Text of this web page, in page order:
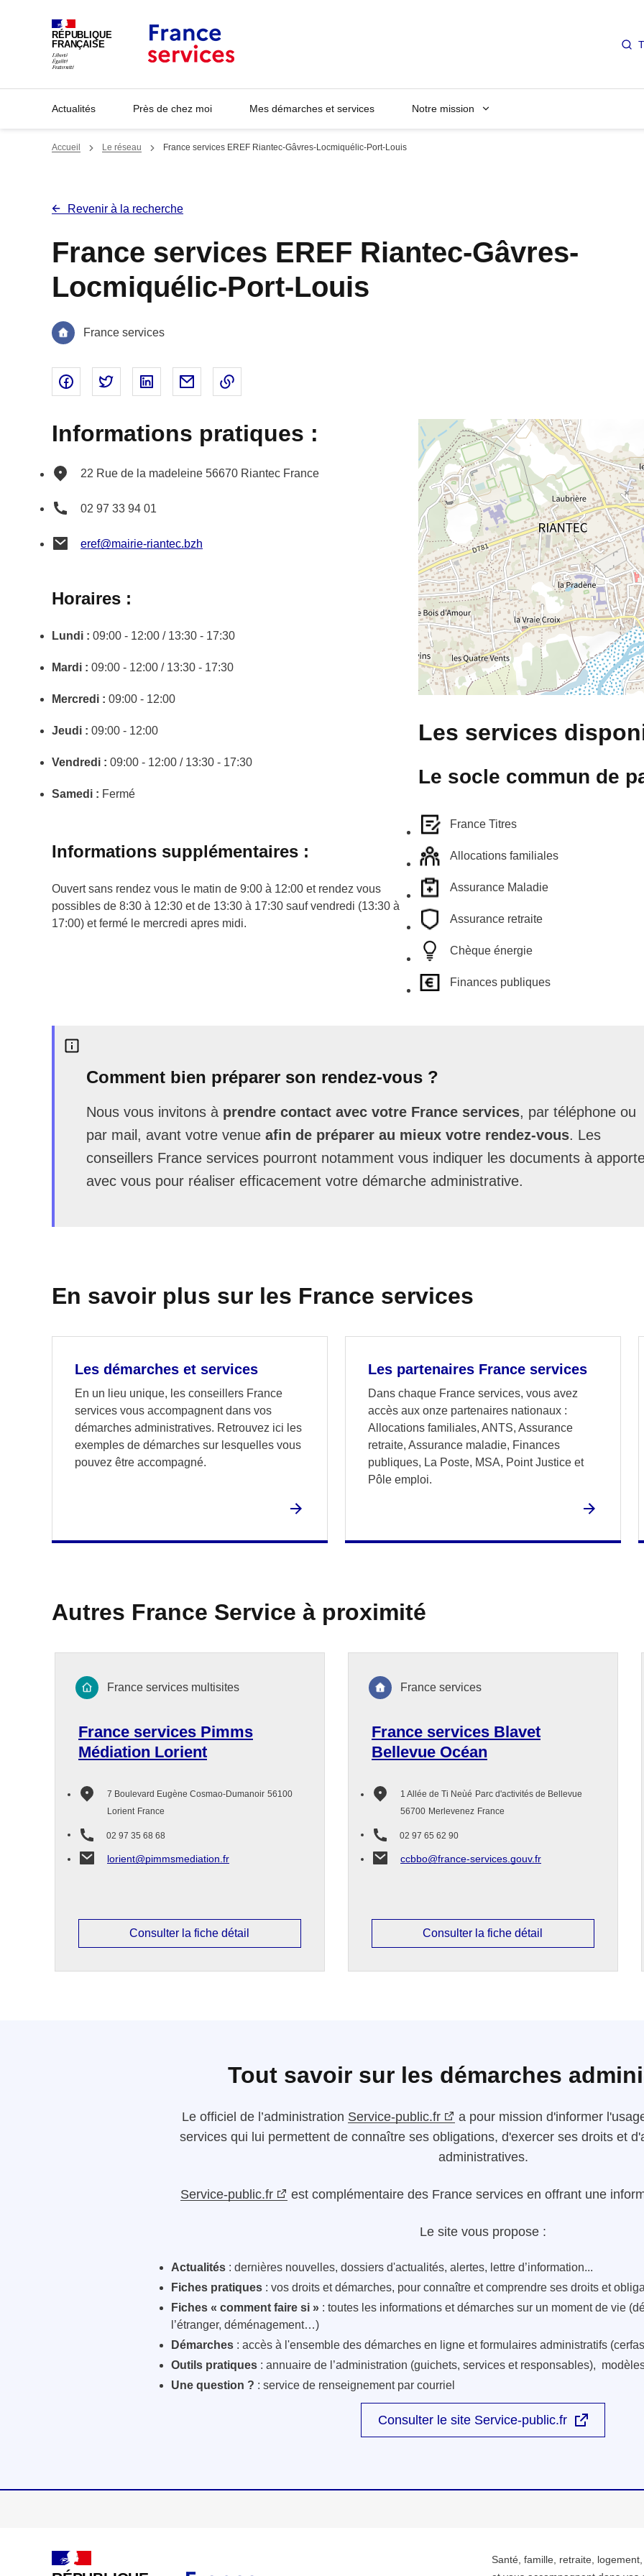
RÉPUBLIQUE
FRANÇAISE
Actualités Près de chez moi Mes démarches et services Notre mission
Accueil Le réseau France services EREF Riantec-Gâvres-Locmiquélic-Port-Louis
Revenir à la recherche
France services EREF Riantec-Gâvres-
Locmiquélic-Port-Louis
France services
Partager sur Facebook - nouvelle fenêtre
Partager sur Twitter - nouvelle fenêtre
Partager sur Linked In - nouvelle fenêtre
Partager par email - nouvelle fenêtre
Informations pratiques :
22 Rue de la madeleine 56670 Riantec France
02 97 33 94 01
eref@mairie-riantec.bzh
Horaires :
Lundi : 09:00 - 12:00 / 13:30 - 17:30
Mardi : 09:00 - 12:00 / 13:30 - 17:30
Mercredi : 09:00 - 12:00
Jeudi : 09:00 - 12:00
Vendredi : 09:00 - 12:00 / 13:30 - 17:30
Samedi : Fermé
Informations supplémentaires :
Ouvert sans rendez vous le matin de 9:00 à 12:00 et rendez vous
possibles de 8:30 à 12:30 et de 13:30 à 17:30 sauf vendredi (13:30 à
17:00) et fermé le mercredi apres midi.
Les services
Le socle commun de
France Titres
Allocations familiales
Assurance Maladie
Assurance retraite
Chèque énergie
Finances publiques
Comment bien préparer son rendez-vous ?
Nous vous invitons à prendre contact avec votre France services, par téléphone ou
par mail, avant votre venue afin de préparer au mieux votre rendez-vous. Les
conseillers France services pourront notamment vous indiquer les documents à
avec vous pour réaliser efficacement votre démarche administrative.
En savoir plus sur les France services
Les démarches et services
En un lieu unique, les conseillers France
services vous accompagnent dans vos
démarches administratives. Retrouvez ici les
exemples de démarches sur lesquelles vous
pouvez être accompagné.
Les partenaires France services
Dans chaque France services, vous avez
accès aux onze partenaires nationaux :
Allocations familiales, ANTS, Assurance
retraite, Assurance maladie, Finances
publiques, La Poste, MSA, Point Justice et
Pôle emploi.
Autres France Service à proximité
France services Pimms
Médiation Lorient
7 Boulevard Eugène Cosmao-Dumanoir 56100
Lorient France
02 97 35 68 68
lorient@pimmsmediation.fr
France services multisites
Consulter la fiche détail
France services Blavet
Bellevue Océan
1 Allée de Ti Neùé Parc d'activités de Bellevue
56700 Merlevenez France
02 97 65 62 90
ccbbo@france-services.gouv.fr
France services
Consulter la fiche détail
Tout savoir sur les démarches
Le officiel de l’administration Service-public.fr
a pour mission d'informer
services qui lui permettent de connaître ses obligations, d'exercer ses droits et
administratives.
Service-public.fr est complémentaire des France services en offrant une
Le site vous propose :
Actualités : dernières nouvelles, dossiers d'actualités, alertes, lettre d’information...
Fiches pratiques : vos droits et démarches, pour connaître et comprendre ses droits et
Fiches « comment faire si » : toutes les informations et démarches sur un moment de vie
l’étranger, déménagement…)
Démarches : accès à l'ensemble des démarches en ligne et formulaires administratifs
Outils pratiques : annuaire de l’administration (guichets, services et responsables),
Une question ? : service de renseignement par courriel
Consulter le site Service-public.fr
Santé, famille, retraite,